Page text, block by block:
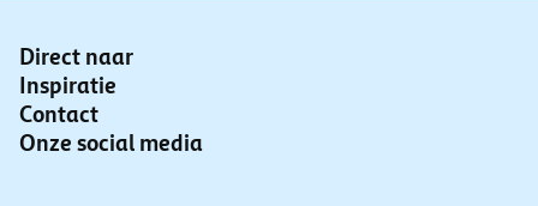
Direct naar
Inspiratie
Contact
Onze social media